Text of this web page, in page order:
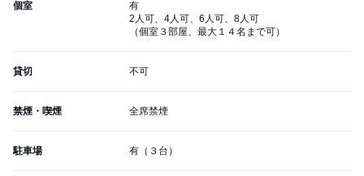
個室
有
2人可、4人可、6人可、8人可
（個室３部屋、最大１４名まで可）
貸切 不可
禁煙・喫煙 全席禁煙
駐車場 有（３台）